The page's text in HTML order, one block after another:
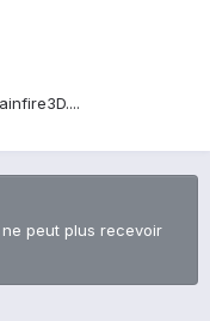
peut plus recevoir